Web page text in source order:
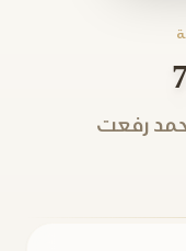
رفعت